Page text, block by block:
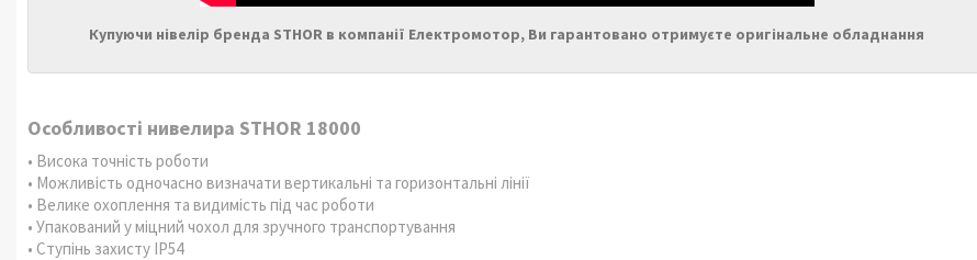
Купуючи нівелір бренда STHOR в компанії Електромотор, Ви гарантовано отримуєте оригінальне обладнання
Особливості нивелира STHOR 18000
• Висока точність роботи
• Можливість одночасно визначати вертикальні та горизонтальні лінії
• Велике охоплення та видимість під час роботи
• Упакований у міцний чохол для зручного транспортування
• Ступінь захисту IP54